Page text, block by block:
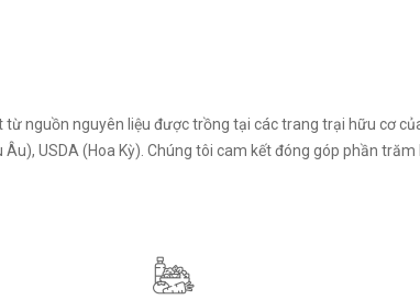
nguồn nguyên liệu được trồng tại các trang trại hữu cơ
USDA (Hoa Kỳ). Chúng tôi cam kết đóng góp phần